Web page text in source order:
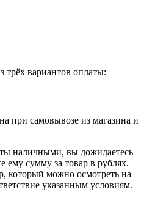
вариантов оплаты:
при самовывозе из магазина и
наличными, вы дожидаетесь
ему сумму за товар в рублях.
который можно осмотреть на
указанным условиям.